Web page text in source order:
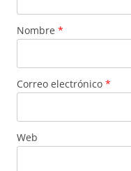
Nombre *
Correo electrónico *
Web